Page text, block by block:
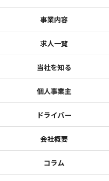
事業内容
求人一覧
当社を知る
個人事業主
ドライバー
会社概要
コラム